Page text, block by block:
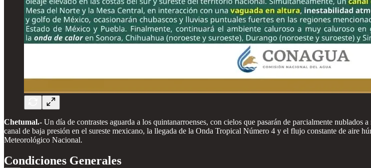
Chetumal.- Un día de contrastes aguarda a los quintanarroenses, con cielos que pasarán de parcialmente
canal de baja presión en el sureste mexicano, la llegada de la Onda Tropical Número 4 y el flujo constante de aire
Meteorológico Nacional.
Condiciones Generales